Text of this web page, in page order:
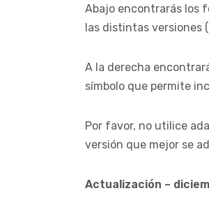
Abajo encontrarás los
las distintas versiones
A la derecha
símbolo que permite
Por favor, no utilice
versión que mejor se
Actualización –